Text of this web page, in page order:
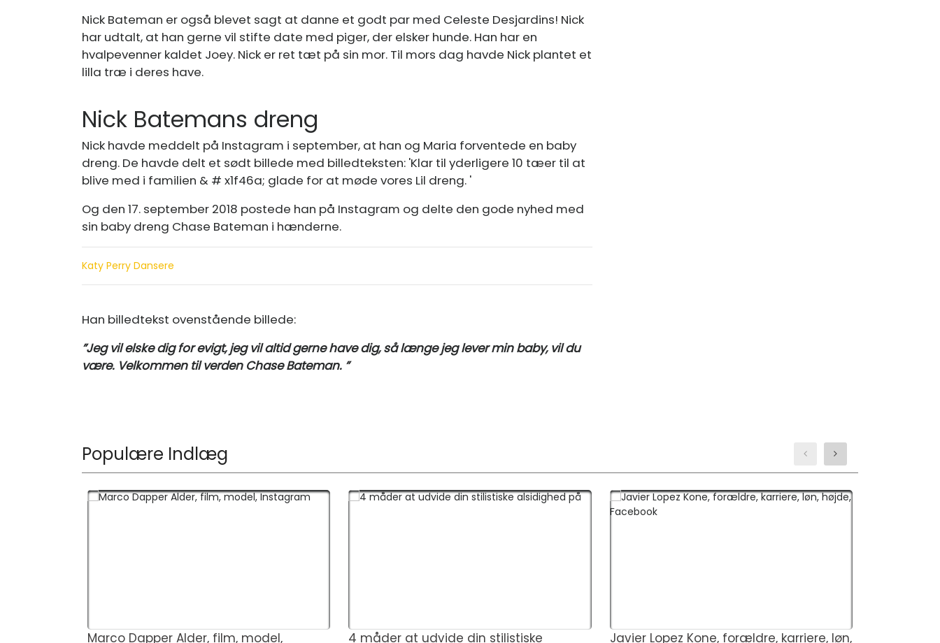
Nick Bateman er også blevet sagt at danne et godt par med Celeste Desjardins! Nick
har udtalt, at han gerne vil stifte date med piger, der elsker hunde. Han har en
hvalpevenner kaldet Joey. Nick er ret tæt på sin mor. Til mors dag havde Nick plantet et
lilla træ i deres have.
Nick Batemans dreng
Nick havde meddelt på Instagram i september, at han og Maria forventede en baby
dreng. De havde delt et sødt billede med billedteksten: 'Klar til yderligere 10 tæer til at
blive med i familien & # x1f46a; glade for at møde vores Lil dreng. '
Og den 17. september 2018 postede han på Instagram og delte den gode nyhed med
sin baby dreng Chase Bateman i hænderne.
Katy Perry Dansere
Han billedtekst ovenstående billede:
”Jeg vil elske dig for evigt, jeg vil altid gerne have dig, så længe jeg lever min baby, vil du
være. Velkommen til verden Chase Bateman. ”
Populære Indlæg
Marco Dapper Alder, film, model,
4 måder at udvide din stilistiske
Javier Lopez Kone, forældre, karriere, løn,